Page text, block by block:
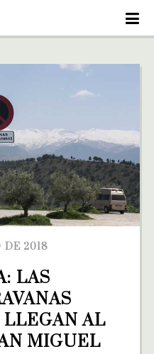
DE 2018
LAS
LLEGAN AL
MIGUEL